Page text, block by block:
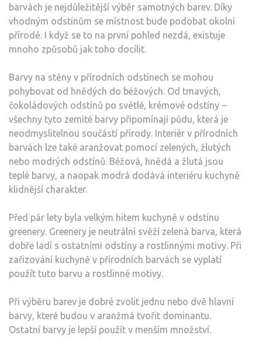
barvách je nejdůležitější výběr samotných barev. Díky
vhodným odstínům se místnost bude podobat okolní
přírodě. I když se to na první pohled nezdá, existuje
mnoho způsobů jak toho docílit.
Barvy na stěny v přírodních odstínech se mohou
pohybovat od hnědých do béžových. Od tmavých,
čokoládových odstínů po světlé, krémové odstíny –
všechny tyto zemité barvy připomínají půdu, která je
neodmyslitelnou součástí přírody. Interiér v přírodních
barvách lze také aranžovat pomocí zelených, žlutých
nebo modrých odstínů. Béžová, hnědá a žlutá jsou
teplé barvy, a naopak modrá dodává interiéru kuchyně
klidnější charakter.
Před pár lety byla velkým hitem kuchyně v odstínu
greenery. Greenery je neutrální svěží zelená barva, která
dobře ladí s ostatními odstíny a rostlinnými motivy. Při
zařizování kuchyně v přírodních barvách se vyplatí
použít tuto barvu a rostlinné motivy.
Při výběru barev je dobré zvolit jednu nebo dvě hlavní
barvy, které budou v aranžmá tvořit dominantu.
Ostatní barvy je lepší použít v menším množství.